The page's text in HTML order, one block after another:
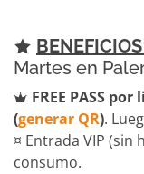
Martes en
FREE PASS por
(generar QR).
¤ Entrada VIP (sin
consumo.